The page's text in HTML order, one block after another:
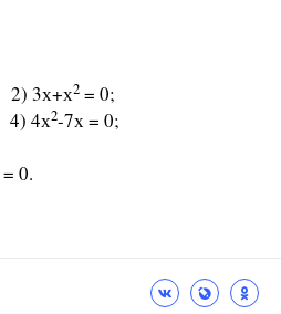
2 = 0;
4х2-7х = 0;
0.